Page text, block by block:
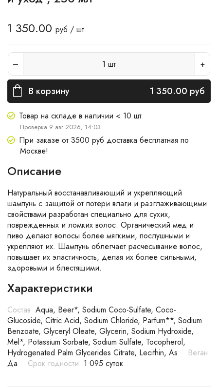
1 350.00 руб / шт
1 шт
В корзину 1 350.00 руб
Товар на складе в наличии < 10 шт
Проверка 9 авг 2026, 14:03
При заказе от 3500 руб доставка бесплатная по
Москве!
Описание
Натуральный восстанавливающий и укрепляющий
шампунь с защитой от потери влаги и разглаживающими
свойствами разработан специально для сухих,
поврежденных и ломких волос. Органический мед и
пиво делают волосы более мягкими, послушными и
укрепляют их. Шампунь облегчает расчесывание волос,
повышает их эластичность, делая их более сильными,
здоровыми и блестящими.
Характеристики
Состав: Aqua, Beer*, Sodium Coco-Sulfate, Coco-
Glucoside, Citric Acid, Sodium Chloride, Parfum**, Sodium
Benzoate, Glyceryl Oleate, Glycerin, Sodium Hydroxide,
Mel*, Potassium Sorbate, Sodium Sulfate, Tocopherol,
Hydrogenated Palm Glycerides Citrate, Lecithin, As
Веган:
Да
Срок годности: 1 095 суток